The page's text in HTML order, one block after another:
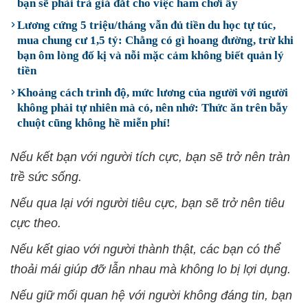
bạn sẽ phải trả giá đắt cho việc ham chơi ấy
Lương cứng 5 triệu/tháng vẫn đủ tiền du học tự túc,
mua chung cư 1,5 tỷ: Chẳng có gì hoang đường, trừ khi
bạn ôm lòng đố kị và nỗi mặc cảm không biết quản lý
tiền
Khoảng cách trình độ, mức lương của người với người
không phải tự nhiên mà có, nên nhớ: Thức ăn trên bẫy
chuột cũng không hề miễn phí!
Nếu kết bạn với người tích cực, bạn sẽ trở nên tràn
trề sức sống.
Nếu qua lại với người tiêu cực, bạn sẽ trở nên tiêu
cực theo.
Nếu kết giao với người thành thật, các bạn có thể
thoải mái giúp đỡ lẫn nhau mà không lo bị lợi dụng.
Nếu giữ mối quan hệ với người không đáng tin, bạn